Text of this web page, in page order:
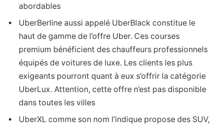
abordables
UberBerline aussi appelé UberBlack constitue le
haut de gamme de l’offre Uber. Ces courses
premium bénéficient des chauffeurs professionnels
équipés de voitures de luxe. Les clients les plus
exigeants pourront quant à eux s’offrir la catégorie
UberLux. Attention, cette offre n’est pas disponible
dans toutes les villes
UberXL comme son nom l’indique propose des SUV,